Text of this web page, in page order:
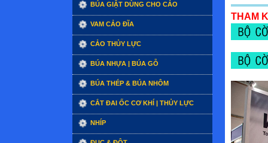
BÚA GIẬT DÙNG CHO CẢO
VAM CẢO ĐĨA
CẢO THỦY LỰC
BÚA NHỰA | BÚA GỖ
BÚA THÉP & BÚA NHÔM
CẮT ĐAI ỐC CƠ KHÍ | THỦY LỰC
NHÍP
THAM